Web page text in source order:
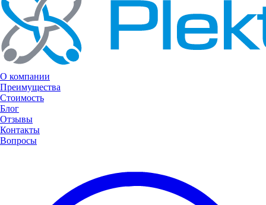
О компании
Преимущества
Стоимость
Блог
Отзывы
Контакты
Вопросы